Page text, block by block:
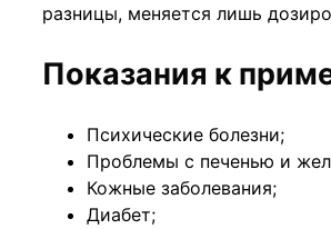
разницы, меняется лишь
Показания к
Психические болезни;
Проблемы с печенью и
Кожные заболевания;
Диабет;